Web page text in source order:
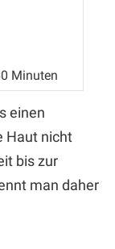
Minuten
einen
Haut nicht
bis zur
man daher